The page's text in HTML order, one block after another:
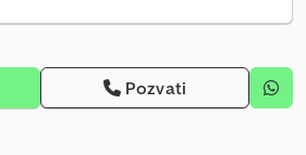
Pozvati